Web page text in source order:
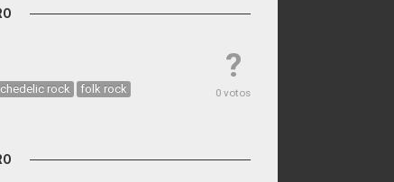
?
0 votos
rock folk rock